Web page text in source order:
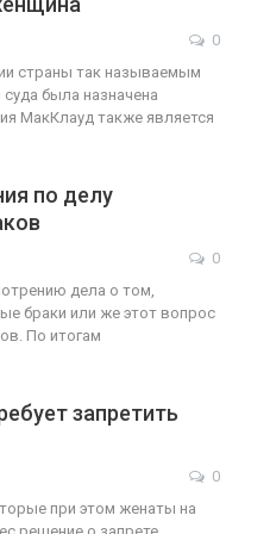
0
страны так называемым
была назначена
МакКлауд также является
по делу
0
дела о том,
браки или же этот вопрос
По итогам
запретить
0
при этом женаты на
ФОТО
ГЕЙ-АЛЬЯНС УКРАИНА Июл 27, 2017